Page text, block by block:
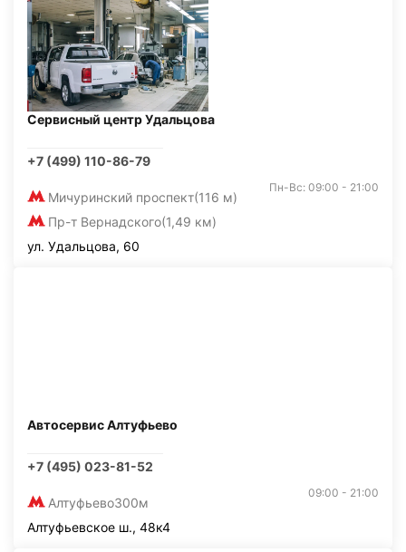
Сервисный центр Удальцова
+7 (499) 110-86-79
Мичуринский проспект(116 м)
Пр-т Вернадского(1,49 км)
Пн-Вс: 09:00 - 21:00
ул. Удальцова, 60
Автосервис Алтуфьево
+7 (495) 023-81-52
Алтуфьево300м
09:00 - 21:00
Алтуфьевское ш., 48к4